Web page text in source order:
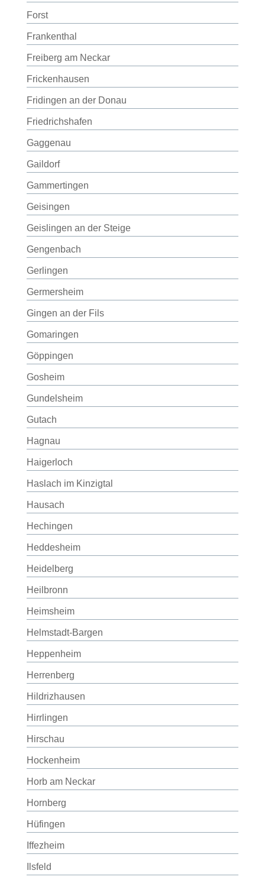
Forst
Frankenthal
Freiberg am Neckar
Frickenhausen
Fridingen an der Donau
Friedrichshafen
Gaggenau
Gaildorf
Gammertingen
Geisingen
Geislingen an der Steige
Gengenbach
Gerlingen
Germersheim
Gingen an der Fils
Gomaringen
Göppingen
Gosheim
Gundelsheim
Gutach
Hagnau
Haigerloch
Haslach im Kinzigtal
Hausach
Hechingen
Heddesheim
Heidelberg
Heilbronn
Heimsheim
Helmstadt-Bargen
Heppenheim
Herrenberg
Hildrizhausen
Hirrlingen
Hirschau
Hockenheim
Horb am Neckar
Hornberg
Hüfingen
Iffezheim
Ilsfeld